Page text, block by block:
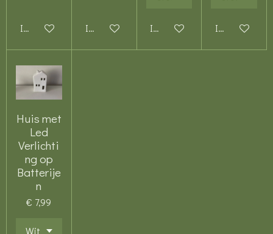
In winkelwagen In winkelwagen In winkelwagen In
Huis met
Led
Verlichti
ng op
Batterije
n
€ 7,99